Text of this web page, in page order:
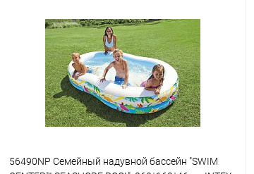
Купить в 1 клик Сравнение
В избранное Недоступно
56490NP Семейный надувной бассейн "SWIM